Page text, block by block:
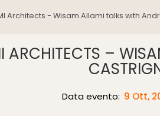
Architects - Wisam Allami talks with
ARCHITECTS –
Data evento: 9 Ott,